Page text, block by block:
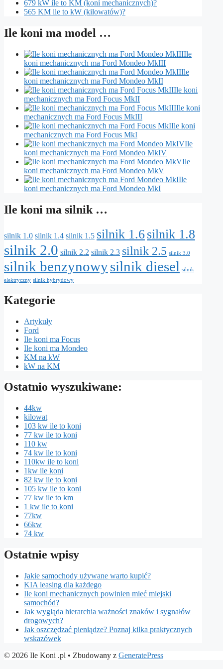
679 kW ile to KM (koni mechanicznych)?
565 KM ile to kW (kilowatów)?
Ile koni ma model …
Ile
koni mechanicznych ma Ford Mondeo MkIII
Ile
koni mechanicznych ma Ford Mondeo MkII
Ile koni
mechanicznych ma Ford Focus MkII
Ile koni
mechanicznych ma Ford Focus MkIII
Ile koni
mechanicznych ma Ford Focus MkI
Ile
koni mechanicznych ma Ford Mondeo MkIV
Ile
koni mechanicznych ma Ford Mondeo MkV
Ile
koni mechanicznych ma Ford Mondeo MkI
Ile koni ma silnik …
silnik 1.0 silnik 1.4 silnik 1.5 silnik 1.6silnik 1.8
silnik 2.0 silnik 2.2 silnik 2.3 silnik 2.5 silnik 3.0
silnik benzynowysilnik diesel silnik
elektryczny silnik hybrydowy
Kategorie
Artykuły
Ford
Ile koni ma Focus
Ile koni ma Mondeo
KM na kW
kW na KM
Ostatnio wyszukiwane:
44kw
kilowat
103 kw ile to koni
77 kw ile to koni
110 kw
74 kw ile to koni
110kw ile to koni
1kw ile koni
82 kw ile to koni
105 kw ile to koni
77 kw ile to km
1 kw ile to koni
77kw
66kw
74 kw
Ostatnie wpisy
Jakie samochody używane warto kupić?
KIA leasing dla każdego
Ile koni mechanicznych powinien mieć miejski
samochód?
Jak wygląda hierarchia ważności znaków i sygnałów
drogowych?
Jak oszczędzać pieniądze? Poznaj kilka praktycznych
wskazówek
© 2026 Ile Koni .pl • Zbudowany z GeneratePress